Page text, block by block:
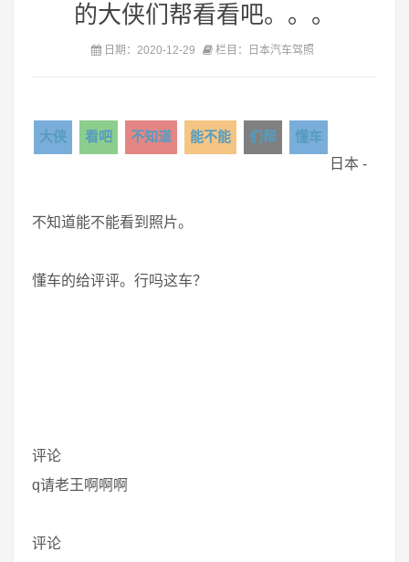
的大侠们帮看看吧。。。
日期：2020-12-29 栏目：日本汽车驾照
大侠 看吧 不知道 能不能 们帮
懂车
日本 -
不知道能不能看到照片。
懂车的给评评。行吗这车？
评论
q请老王啊啊啊
评论